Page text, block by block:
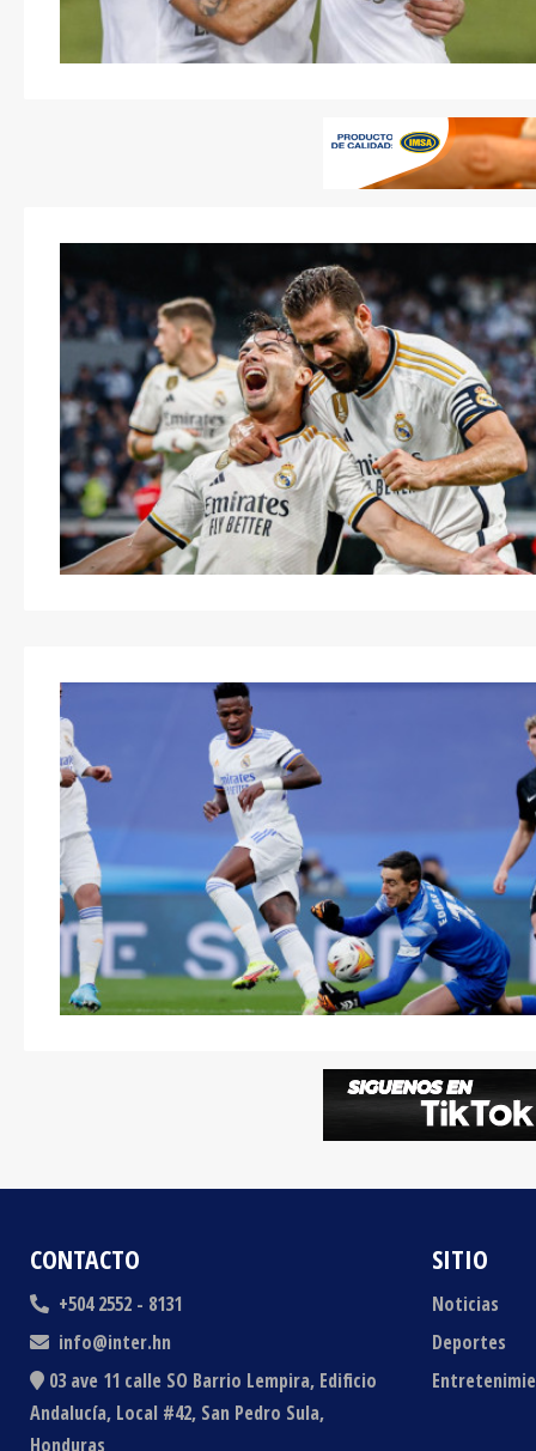
CONTACTO
+504 2552 - 8131
info@inter.hn
03 ave 11 calle SO Barrio Lempira, Edificio
Andalucía, Local #42, San Pedro Sula,
Honduras
SITIO
Noticias
Deportes